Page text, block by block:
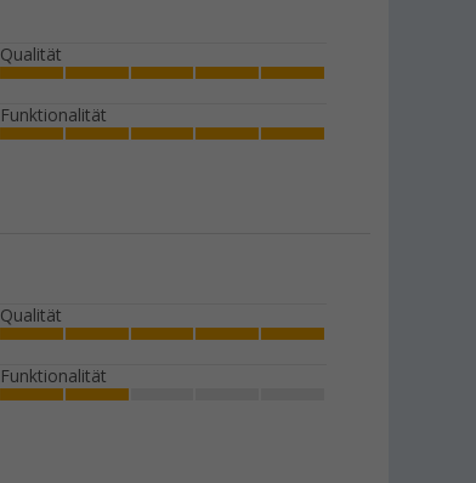
Qualität
Funktionalität
Qualität
Funktionalität